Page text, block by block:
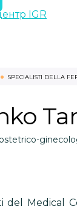
SPECIALISTI DELLA
Medical